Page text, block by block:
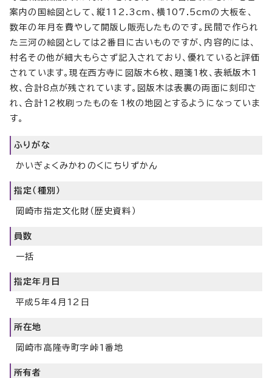
案内の国絵図として、縦112.3cm、横107.5cmの大板を、
数年の年月を費やして開版し販売したものです。民間で作られ
た三河の絵図としては2番目に古いものですが、内容的には、
村名その他が細大もらさず記入されており、優れていると評価
されています。現在西方寺に図版木6枚、題箋1枚、表紙版木1
枚、合計8点が残されています。図版木は表裏の両面に刻印さ
れ、合計12枚刷ったものを1枚の地図とするようになっていま
す。
ふりがな
かいぎょくみかわのくにちりずかん
指定（種別）
岡崎市指定文化財（歴史資料）
員数
一括
指定年月日
平成5年4月12日
所在地
岡崎市高隆寺町字峠1番地
所有者